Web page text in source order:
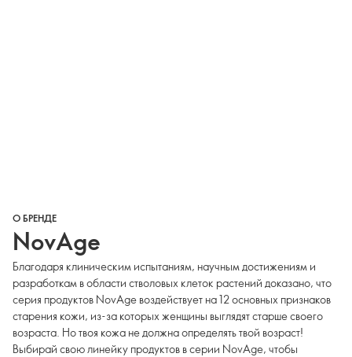
О БРЕНДЕ
NovAge
Благодаря клиническим испытаниям, научным достижениям и
разработкам в области стволовых клеток растений доказано, что
серия продуктов NovAge воздействует на 12 основных признаков
старения кожи, из-за которых женщины выглядят старше своего
возраста. Но твоя кожа не должна определять твой возраст!
Выбирай свою линейку продуктов в серии NovAge, чтобы